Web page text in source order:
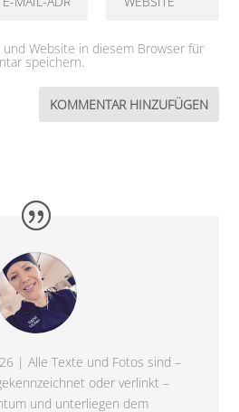
und Website in diesem Browser für
speichern.
| Alle Texte und Fotos sind –
oder verlinkt –
und unterliegen dem